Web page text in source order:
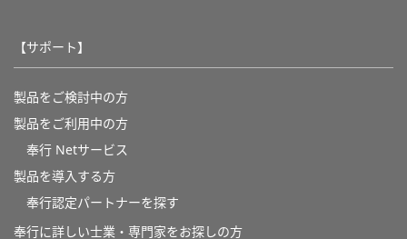
【サポート】
製品をご検討中の方
製品をご利用中の方
奉行 Netサービス
製品を導入する方
奉行認定パートナーを探す
奉行に詳しい士業・専門家をお探しの方